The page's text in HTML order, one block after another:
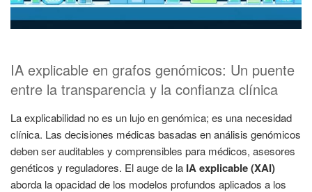
IA explicable en grafos genómicos: Un puente
entre la transparencia y la confianza clínica
La explicabilidad no es un lujo en genómica; es una necesidad
clínica. Las decisiones médicas basadas en análisis genómicos
deben ser auditables y comprensibles para médicos, asesores
genéticos y reguladores. El auge de la IA explicable (XAI)
aborda la opacidad de los modelos profundos aplicados a los